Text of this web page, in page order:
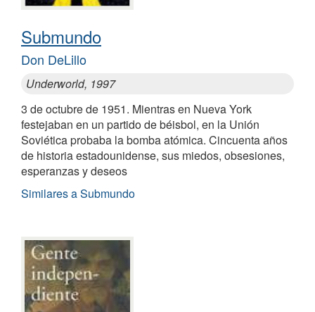
Submundo
Don DeLillo
Underworld, 1997
3 de octubre de 1951. Mientras en Nueva York
festejaban en un partido de béisbol, en la Unión
Soviética probaba la bomba atómica. Cincuenta años
de historia estadounidense, sus miedos, obsesiones,
esperanzas y deseos
Similares a Submundo